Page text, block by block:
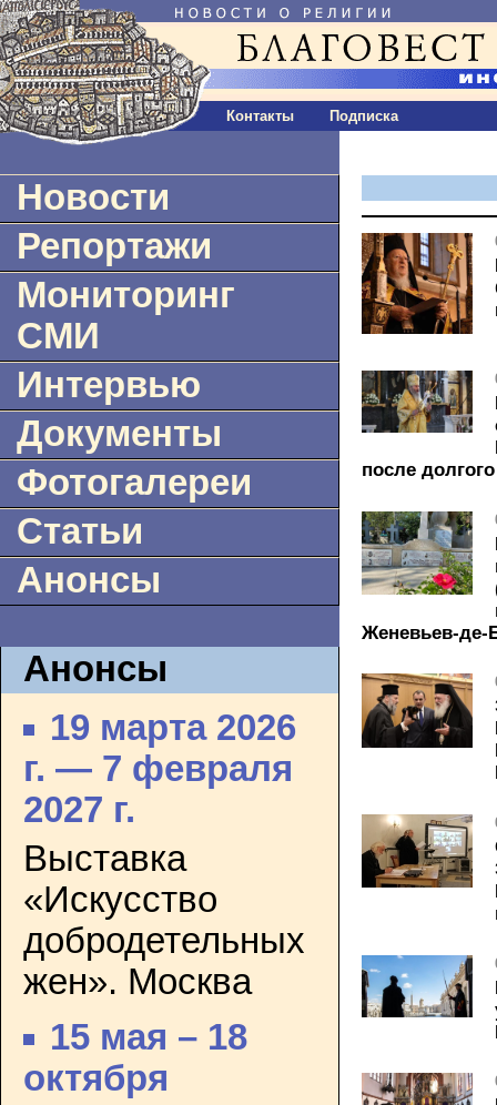
Контакты Подписка
Новости
Репортажи
Мониторинг
СМИ
Интервью
Документы
Фотогалереи
Статьи
Анонсы
Анонсы
19 марта 2026
г. — 7 февраля
2027 г.
Выставка
«Искусство
добродетельных
жен». Москва
15 мая – 18
октября
после
Женевьев-де-